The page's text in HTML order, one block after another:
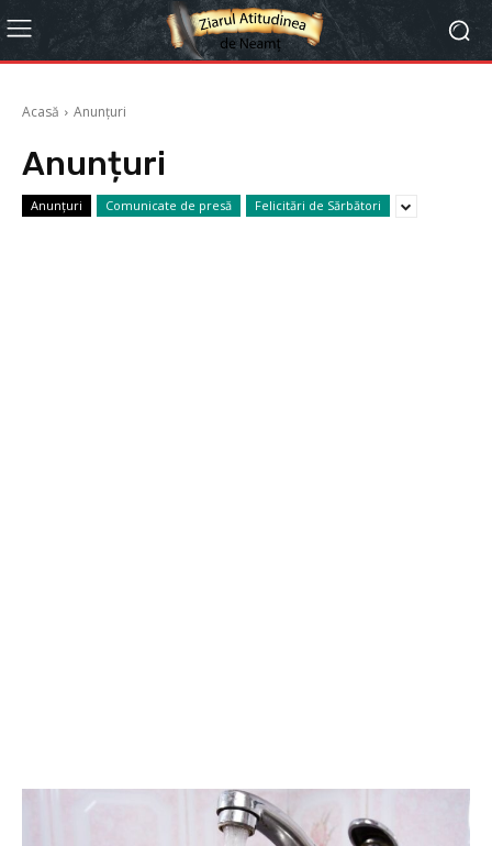
Acasă Anunțuri
Anunțuri
Anunțuri Comunicate de presă Felicitări de Sărbători